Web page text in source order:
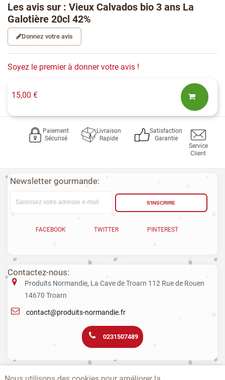
Les avis sur : Vieux Calvados bio 3 ans La
Galotière 20cl 42%
Donnez votre avis
Soyez le premier à donner votre avis !
15,00 €
Paiement
Sécurisé
Livraison
Rapide
Satisfaction
Garantie
Service
Client
Newsletter gourmande:
S'INSCRIRE
FACEBOOK TWITTER PINTEREST
Contactez-nous:
Produits Normandie, La Cave de Troarn 112 Rue de Rouen
14670 Troarn
contact@produits-normandie.fr
0231507489